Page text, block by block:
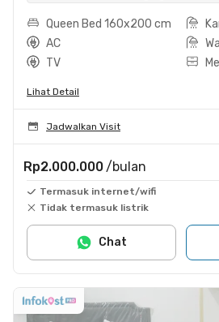
Queen Bed 160x200 cm
AC
TV
Lihat Detail
Jadwalkan Visit
Rp2.000.000 /bulan
Termasuk internet/wifi
Tidak termasuk listrik
Chat